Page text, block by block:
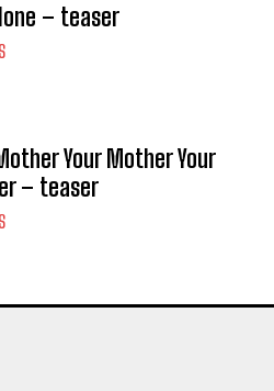
– teaser
Your Mother Your
– teaser